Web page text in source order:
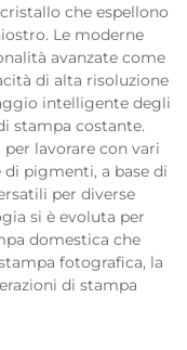
che espellono
Le moderne
avanzate come
di alta risoluzione
intelligente degli
stampa costante.
lavorare con vari
pigmenti, a base di
per diverse
si è evoluta per
domestica che
fotografica, la
di stampa